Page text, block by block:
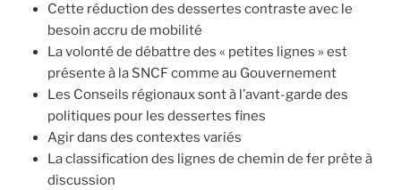
Cette réduction des dessertes contraste avec le
besoin accru de mobilité
La volonté de débattre des « petites lignes » est
présente à la SNCF comme au Gouvernement
Les Conseils régionaux sont à l’avant-garde des
politiques pour les dessertes fines
Agir dans des contextes variés
La classification des lignes de chemin de fer prête à
discussion